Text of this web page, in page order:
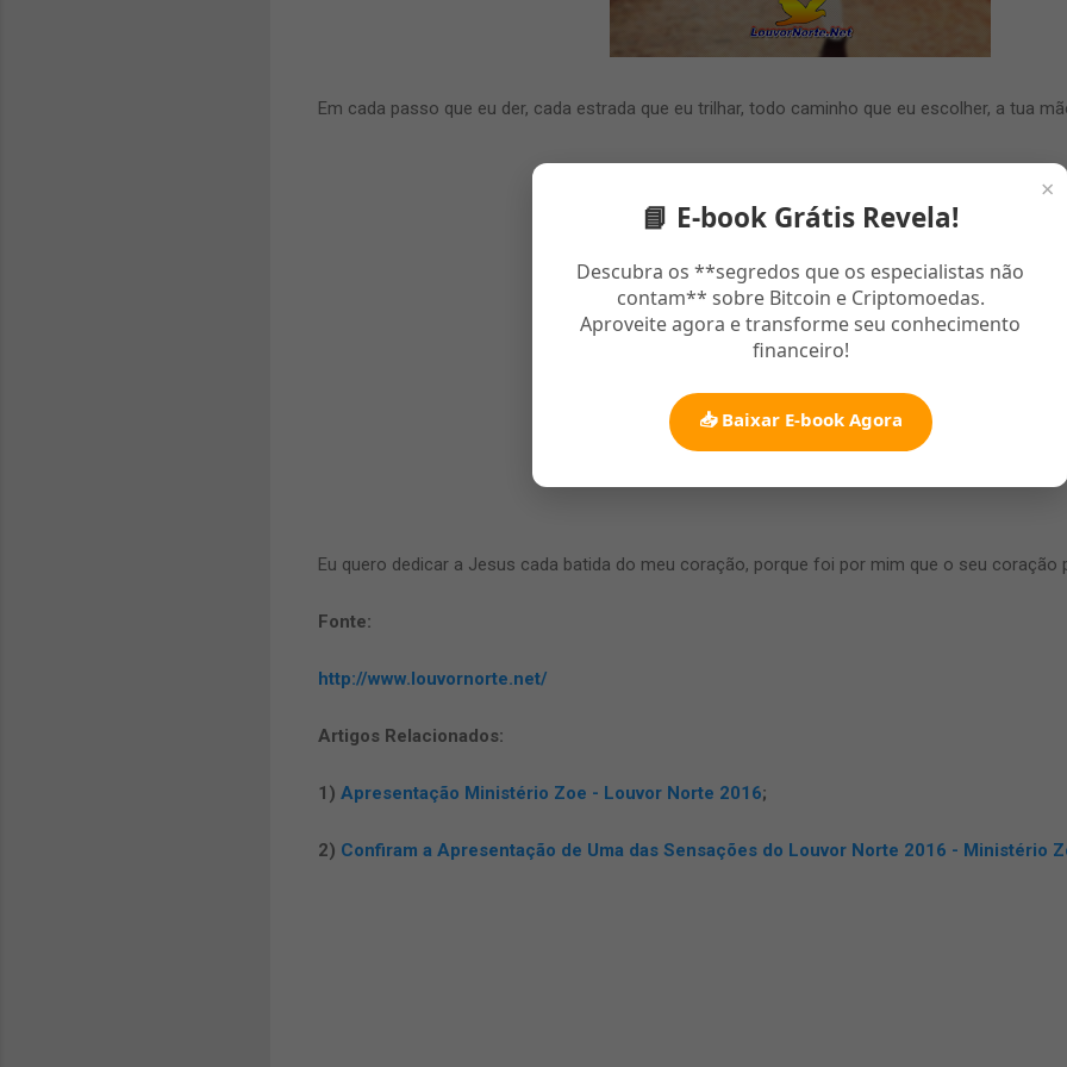
×
📘 E-book Grátis Revela!
Descubra os **segredos que os especialistas não
contam** sobre Bitcoin e Criptomoedas.
Aproveite agora e transforme seu conhecimento
financeiro!
📥 Baixar E-book Agora
Em cada passo que eu der, cada estrada que eu trilhar, todo caminho que eu escolher, a tua
Eu quero dedicar a Jesus cada batida do meu coração, porque foi por mim que o seu coração
Fonte:
http://www.louvornorte.net/
Artigos Relacionados:
1) Apresentação Ministério Zoe - Louvor Norte 2016;
2) Confiram a Apresentação de Uma das Sensações do Louvor Norte 2016 - Ministério